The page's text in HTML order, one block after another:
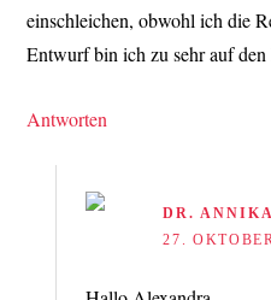
einschleichen, obwohl ich die
Entwurf bin ich zu sehr auf
Antworten
DR.
27.